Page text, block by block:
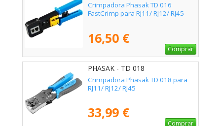
Crimpadora Phasak TD 016
FastCrimp para RJ11/ RJ12/ RJ45
16,50 €
Comprar
PHASAK - TD 018
Crimpadora Phasak TD 018 para
RJ11/ RJ12/ RJ45
33,99 €
Comprar